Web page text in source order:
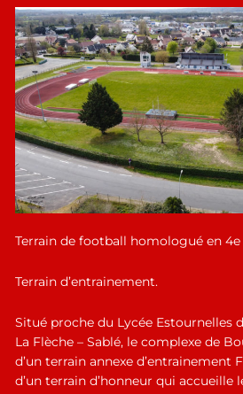
Terrain de football homologué en
Terrain d’entrainement.
Situé proche du Lycée Estournelles
La Flèche – Sablé, le complexe de
d’un terrain annexe d’entrainement
d’un terrain d’honneur qui accueille